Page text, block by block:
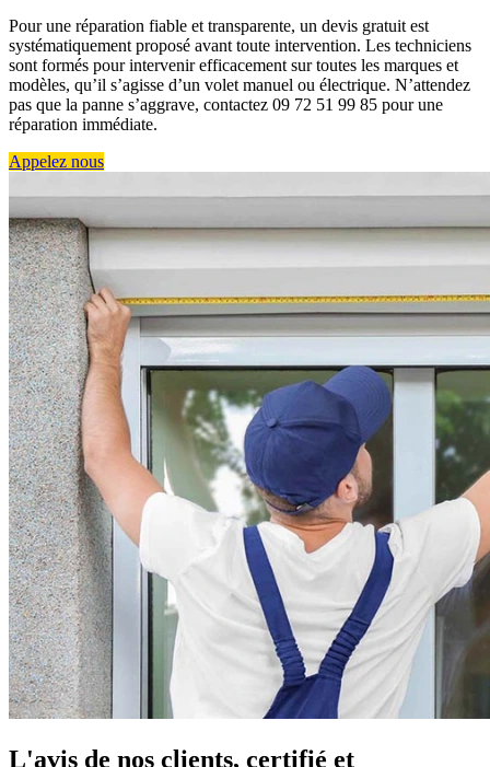
Pour une réparation fiable et transparente, un devis gratuit est
systématiquement proposé avant toute intervention. Les techniciens
sont formés pour intervenir efficacement sur toutes les marques et
modèles, qu’il s’agisse d’un volet manuel ou électrique. N’attendez
pas que la panne s’aggrave, contactez 09 72 51 99 85 pour une
réparation immédiate.
Appelez nous
L'avis de nos clients, certifié et